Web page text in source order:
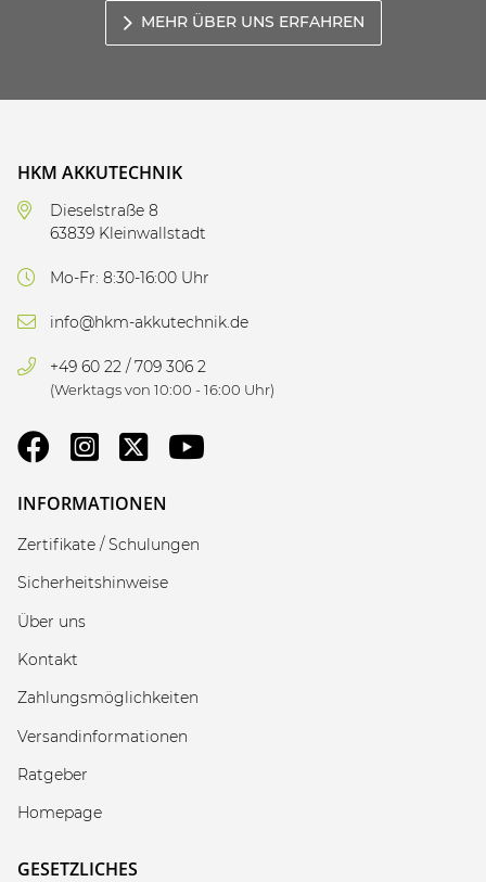
MEHR ÜBER UNS ERFAHREN
HKM AKKUTECHNIK
Dieselstraße 8
63839 Kleinwallstadt
Mo-Fr: 8:30-16:00 Uhr
info@hkm-akkutechnik.de
+49 60 22 / 709 306 2
(Werktags von 10:00 - 16:00 Uhr)
INFORMATIONEN
Zertifikate / Schulungen
Sicherheitshinweise
Über uns
Kontakt
Zahlungsmöglichkeiten
Versandinformationen
Ratgeber
Homepage
GESETZLICHES